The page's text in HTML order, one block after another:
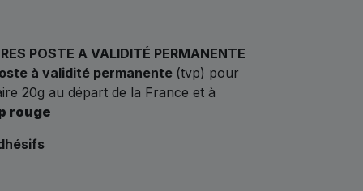
POSTE A VALIDITÉ PERMANENTE
à validité permanente (tvp) pour
20g au départ de la France et à
rouge